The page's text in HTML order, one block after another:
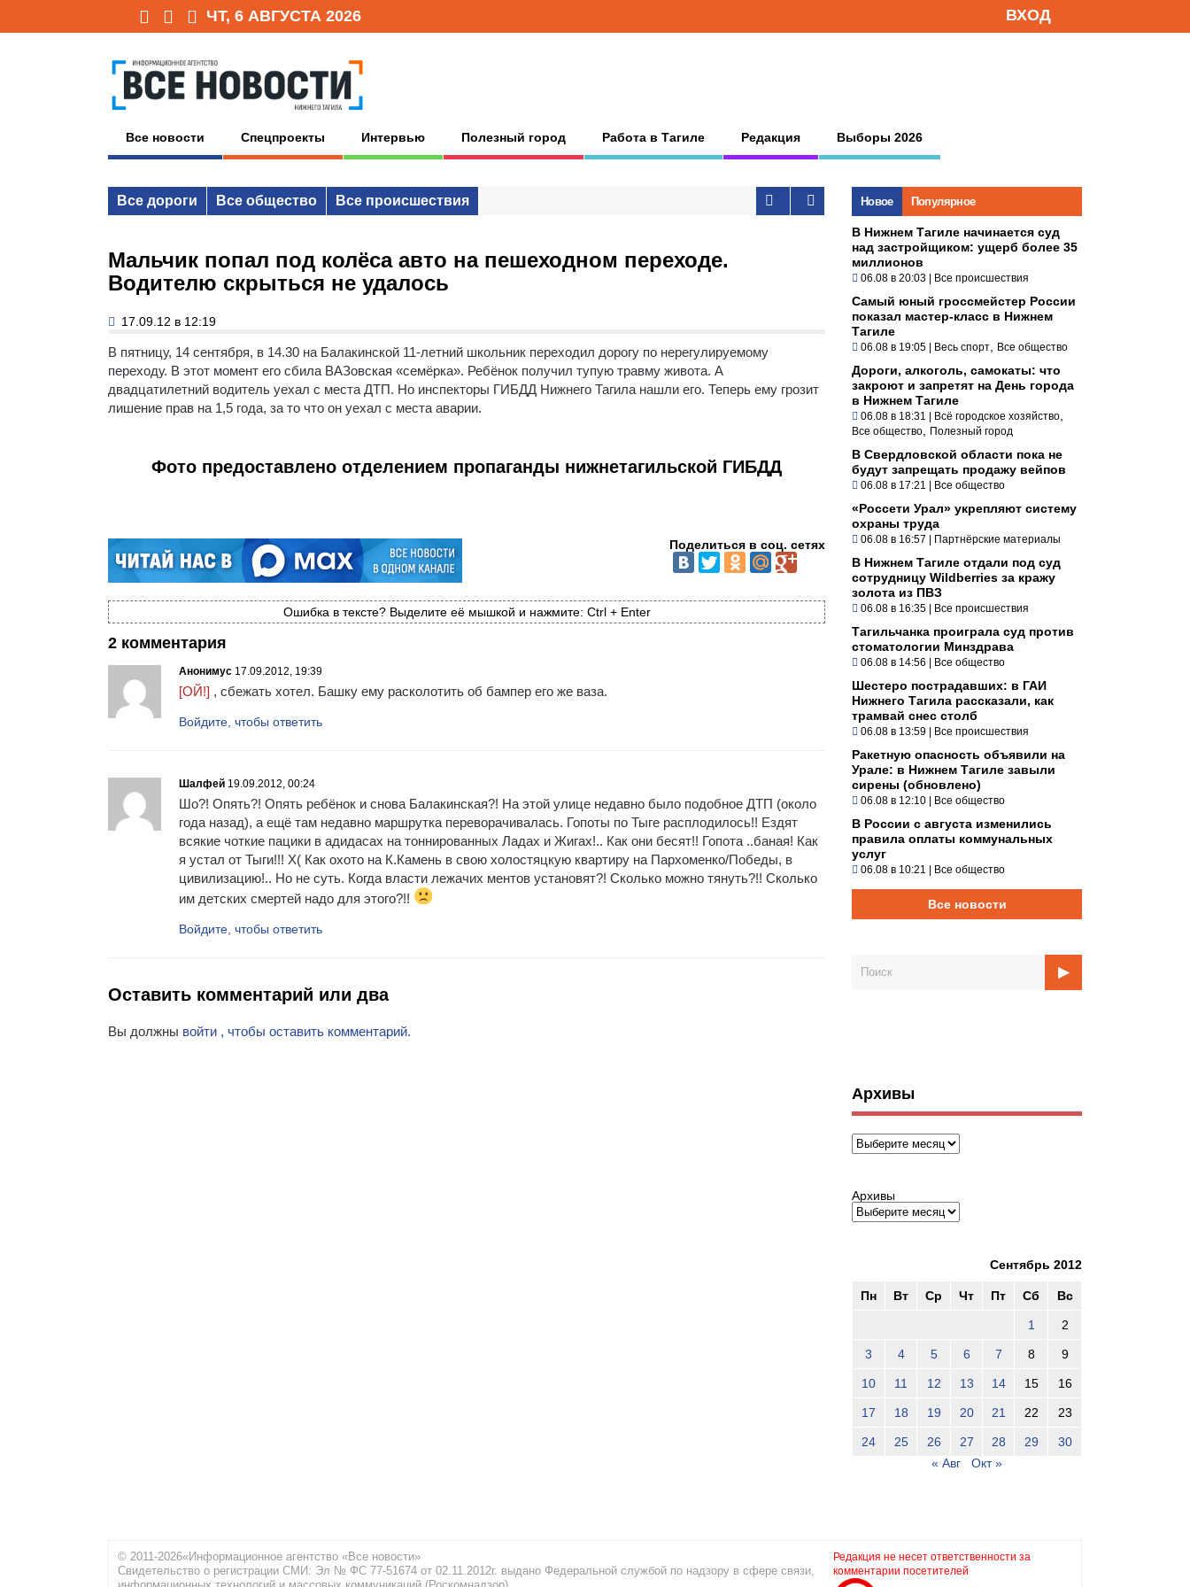
ЧТ, 6 АВГУСТА 2026 ВХОД
Все новости Спецпроекты Интервью Полезный город Работа в Тагиле Редакция Выборы 2026
Все дороги Все общество Все происшествия
Мальчик попал под колёса авто на пешеходном переходе.
Водителю скрыться не удалось
17.09.12 в 12:19
В пятницу, 14 сентября, в 14.30 на Балакинской 11-летний школьник переходил дорогу по нерегулируемому
переходу. В этот момент его сбила ВАЗовская «семёрка». Ребёнок получил тупую травму живота. А
двадцатилетний водитель уехал с места ДТП. Но инспекторы ГИБДД Нижнего Тагила нашли его. Теперь ему грозит
лишение прав на 1,5 года, за то что он уехал с места аварии.
Фото предоставлено отделением пропаганды нижнетагильской ГИБДД
Поделиться в соц. сетях
Ошибка в тексте? Выделите её мышкой и нажмите: Ctrl + Enter
2 комментария
Анонимус 17.09.2012, 19:39
[ОЙ!] , сбежать хотел. Башку ему расколотить об бампер его же ваза.
Войдите, чтобы ответить
Шалфей 19.09.2012, 00:24
Шо?! Опять?! Опять ребёнок и снова Балакинская?! На этой улице недавно было подобное ДТП (около
года назад), а ещё там недавно маршрутка переворачивалась. Гопоты по Тыге расплодилось!! Ездят
всякие чоткие пацики в адидасах на тоннированных Ладах и Жигах!.. Как они бесят!! Гопота ..баная! Как
я устал от Тыги!!! Х( Как охото на К.Камень в свою холостяцкую квартиру на Пархоменко/Победы, в
цивилизацию!.. Но не суть. Когда власти лежачих ментов установят?! Сколько можно тянуть?!! Сколько
им детских смертей надо для этого?!!
Войдите, чтобы ответить
Оставить комментарий или два
Вы должны войти , чтобы оставить комментарий.
Новое Популярное
В Нижнем Тагиле начинается суд
над застройщиком: ущерб более 35
миллионов
06.08 в 20:03 | Все происшествия
Самый юный гроссмейстер России
показал мастер-класс в Нижнем
Тагиле
06.08 в 19:05 | Весь спорт Все общество
Дороги, алкоголь, самокаты: что
закроют и запретят на День города
в Нижнем Тагиле
06.08 в 18:31 | Всё городское хозяйство
Все общество Полезный город
В Свердловской области пока не
будут запрещать продажу вейпов
06.08 в 17:21 | Все общество
«Россети Урал» укрепляют систему
охраны труда
06.08 в 16:57 | Партнёрские материалы
В Нижнем Тагиле отдали под суд
сотрудницу Wildberries за кражу
золота из ПВЗ
06.08 в 16:35 | Все происшествия
Тагильчанка проиграла суд против
стоматологии Минздрава
06.08 в 14:56 | Все общество
Шестеро пострадавших: в ГАИ
Нижнего Тагила рассказали, как
трамвай снес столб
06.08 в 13:59 | Все происшествия
Ракетную опасность объявили на
Урале: в Нижнем Тагиле завыли
сирены (обновлено)
06.08 в 12:10 | Все общество
В России с августа изменились
правила оплаты коммунальных
услуг
06.08 в 10:21 | Все общество
Все новости
Архивы
Архивы
Архивы
Сентябрь 2012
Пн Вт Ср Чт Пт Сб Вс
1 2
3 4 5 6 7 8 9
10 11 12 13 14 15 16
17 18 19 20 21 22 23
24 25 26 27 28 29
30
« Авг
Окт »
© 2011-2026«Информационное агентство «Все новости»
Свидетельство о регистрации СМИ: Эл № ФС 77-51674 от 02.11.2012г. выдано Федеральной службой по надзору в сфере связи,
Редакция не несет ответственности за
комментарии посетителей